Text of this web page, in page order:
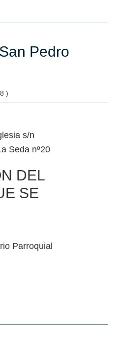
Pedro
)
s/n
Seda nº20
DEL
SE
Parroquial